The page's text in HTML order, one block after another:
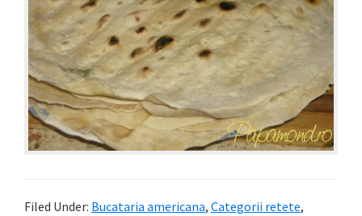
Filed Under: Bucataria americana, Categorii retete,